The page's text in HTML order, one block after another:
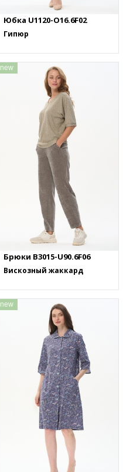
Юбка U1120-O16.6F02
Гипюр
new
Брюки B3015-U90.6F06
Вискозный жаккард
new